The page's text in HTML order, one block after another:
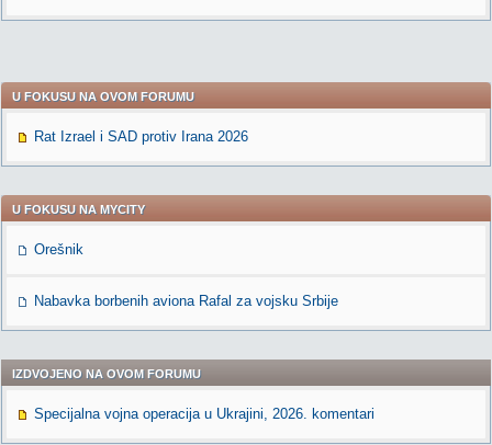
U FOKUSU NA OVOM FORUMU
Rat Izrael i SAD protiv Irana 2026
U FOKUSU NA MYCITY
Orešnik
Nabavka borbenih aviona Rafal za vojsku Srbije
IZDVOJENO NA OVOM FORUMU
Specijalna vojna operacija u Ukrajini, 2026. komentari